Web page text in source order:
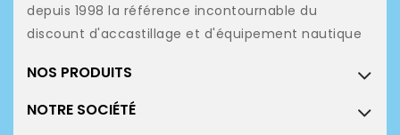
depuis 1998 la référence incontournable du
discount d'accastillage et d'équipement nautique
NOS PRODUITS
NOTRE SOCIÉTÉ